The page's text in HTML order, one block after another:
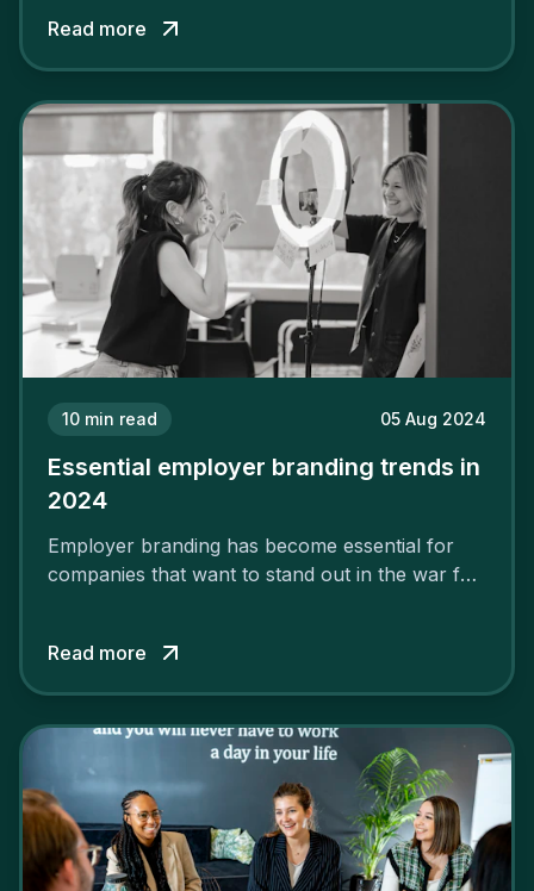
solid and positive employer brand are clear, you
cannot simply wave a magic wand for it to be
Read more
10 min read 05 Aug 2024
Essential employer branding trends in
2024
Employer branding has become essential for
companies that want to stand out in the war for
attract the best profiles.
Read more